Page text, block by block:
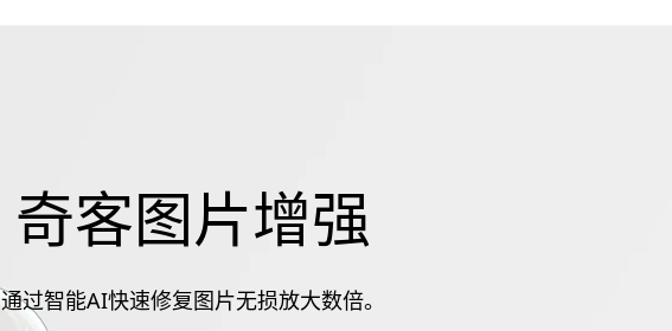
奇客图片增强
通过智能AI快速修复图片无损放大数倍。